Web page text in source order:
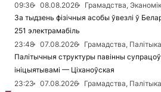
09:36
08.08.2026
Грамадства,
За тыдзень фізічныя асобы ўвезлі ў
251 электрамабіль
23:48
07.08.2026
Грамадства, Палітыка
Палітычныя структуры павінны
ініцыятывамі — Ціханоўская
23:23
07.08.2026
Грамадства, Палітыка